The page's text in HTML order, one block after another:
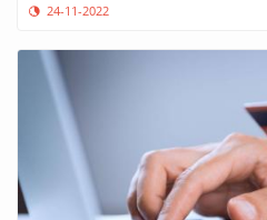
24-11-2022